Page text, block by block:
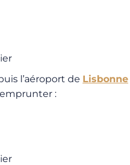
l’aéroport de Lisbonne
: